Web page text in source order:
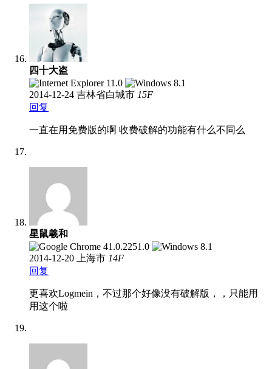
四十大盗
2014-12-24 吉林省白城市 15F
回复
一直在用免费版的啊 收费破解的功能有什么不同么
星鼠羲和
2014-12-20 上海市 14F
回复
更喜欢Logmein，不过那个好像没有破解版，，只能用
用这个啦